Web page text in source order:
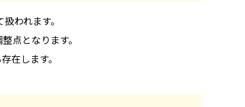
われます。
点となります。
在します。